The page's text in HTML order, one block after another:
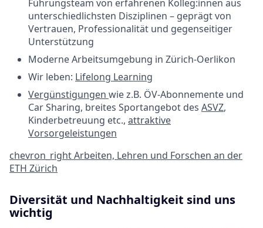
Führungsteam von erfahrenen Kolleg:innen aus
unterschiedlichsten Disziplinen – geprägt von
Vertrauen, Professionalität und gegenseitiger
Unterstützung
Moderne Arbeitsumgebung in Zürich-Oerlikon
Wir leben: Lifelong Learning
Vergünstigungen wie z.B. ÖV-Abonnemente und
Car Sharing, breites Sportangebot des ASVZ,
Kinderbetreuung etc., attraktive
Vorsorgeleistungen
chevron_rightArbeiten, Lehren und Forschen an der
ETH Zürich
Diversität und Nachhaltigkeit sind uns
wichtig